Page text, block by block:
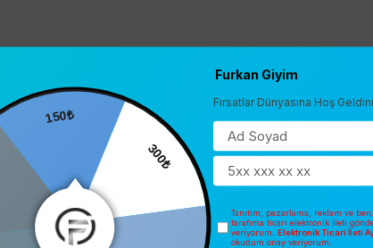
150₺
300₺
Furkan Giyim
Fırsatlar Dünyasına Hoş
Tanıtım, pazarlama, reklam ve
tarafıma ticari elektronik ileti
veriyorum. Elektronik Ticari İleti
okudum onay veriyorum.